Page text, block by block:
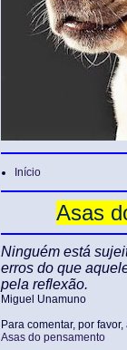
Início
Asas
Ninguém está
erros do que
pela reflexão.
Miguel Unamuno
Para comentar, por
Asas do pensamento